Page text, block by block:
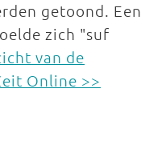
getoond. Een
zich "suf
van de
Online >>